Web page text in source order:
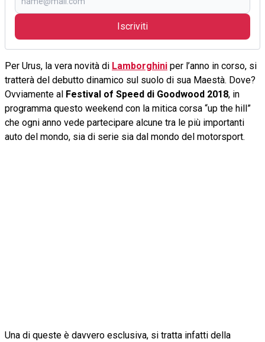
Iscriviti
Per Urus, la vera novità di Lamborghini per l’anno in corso, si
tratterà del debutto dinamico sul suolo di sua Maestà. Dove?
Ovviamente al Festival of Speed di Goodwood 2018, in
programma questo weekend con la mitica corsa “up the hill”
che ogni anno vede partecipare alcune tra le più importanti
auto del mondo, sia di serie sia dal mondo del motorsport.
Una di queste è davvero esclusiva, si tratta infatti della